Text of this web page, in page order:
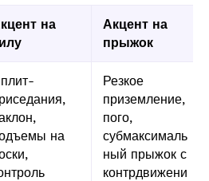
на
Акцент на
прыжок
на
Резкое
приземление,
пого,
субмаксималь
ный прыжок с
контрдвижени